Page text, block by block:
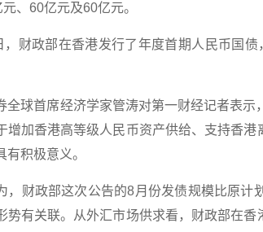
、60亿元及60亿元。
政部在香港发行了年度首期人民币国债
球首席经济学家管涛对第一财经记者表示
增加香港高等级人民币资产供给、支持香
有积极意义。
财政部这次公告的8月份发债规模比原计
势有关联。从外汇市场供求看，财政部在